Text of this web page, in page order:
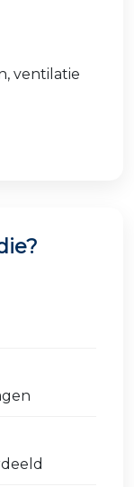
ventilatie